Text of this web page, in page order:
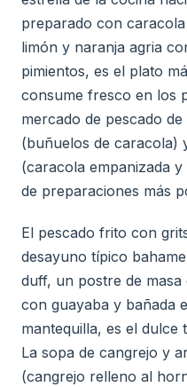
preparado con
limón y naranja agria
pimientos, es el plato
consume fresco en los
mercado de pescado
(buñuelos de caracola)
(caracola empanizada
de preparaciones más
El pescado frito con
desayuno típico
duff, un postre de
con guayaba y bañada
mantequilla, es el dulce
La sopa de cangrejo y
(cangrejo relleno al